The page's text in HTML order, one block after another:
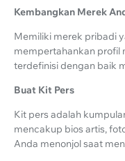
Kembangkan Merek
Memiliki merek pribadi
mempertahankan profil
terdefinisi dengan baik
Buat Kit Pers
Kit pers adalah
mencakup bios artis,
Anda menonjol saat